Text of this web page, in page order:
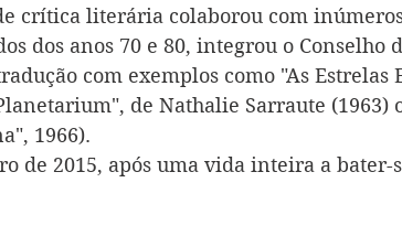
crítica literária colaborou com
dos anos 70 e 80, integrou o Conselho
com exemplos como "As Estrelas
de Nathalie Sarraute (1963)
1966).
de 2015, após uma vida inteira a bater-